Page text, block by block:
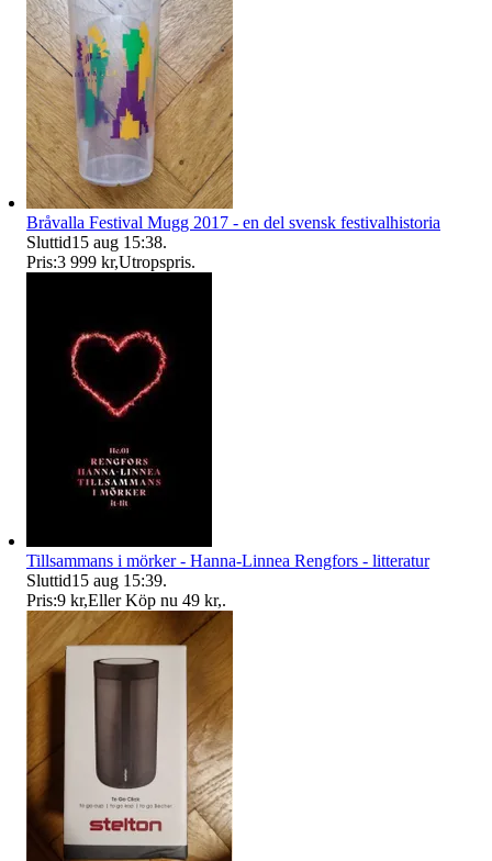
Bråvalla Festival Mugg 2017 - en del svensk festivalhistoria
Sluttid15 aug 15:38.
Pris:3 999 kr,Utropspris.
Tillsammans i mörker - Hanna-Linnea Rengfors - litteratur
Sluttid15 aug 15:39.
Pris:9 kr,Eller Köp nu 49 kr,.